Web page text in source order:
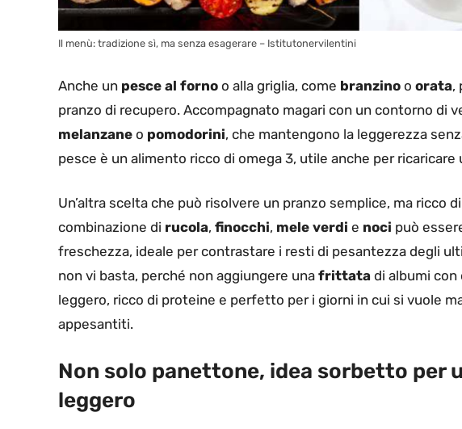
Il menù: tradizione sì, ma senza esagerare – Istitutonervilentini
Anche un pesce al forno o alla griglia, come branzino o orata,
pranzo di recupero. Accompagnato magari con un contorno di
melanzane o pomodorini, che mantengono la leggerezza
pesce è un alimento ricco di omega 3, utile anche per ricaricare
Un’altra scelta che può risolvere un pranzo semplice, ma ricco
combinazione di rucola, finocchi, mele verdi e noci può
freschezza, ideale per contrastare i resti di pesantezza degli
non vi basta, perché non aggiungere una frittata di albumi con
leggero, ricco di proteine e perfetto per i giorni in cui si vuole
appesantiti.
Non solo panettone, idea sorbetto per
leggero